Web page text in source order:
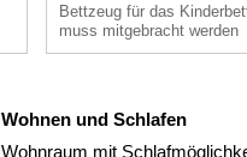
Bettzeug für das
muss mitgebracht werden
Wohnen und Schlafen
Wohnraum mit